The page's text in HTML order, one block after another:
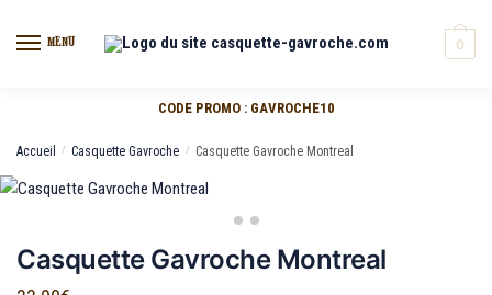
MENU 0
CODE PROMO : GAVROCHE10
Accueil / Casquette Gavroche / Casquette Gavroche Montreal
Casquette Gavroche Montreal